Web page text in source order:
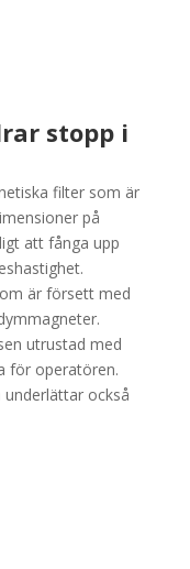
stopp i
filter som är
på
att fånga upp
är försett med
utrustad med
för operatören.
också